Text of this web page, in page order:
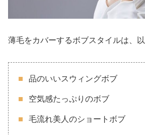
薄毛をカバーするボブスタイルは、以
品のいいスウィングボブ
空気感たっぷりのボブ
毛流れ美人のショートボブ